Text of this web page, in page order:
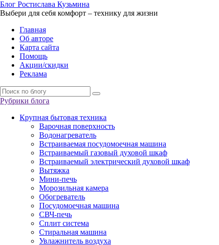
Блог Ростислава Кузьмина
Выбери для себя комфорт – технику для жизни
Главная
Об авторе
Карта сайта
Помощь
Акции/скидки
Реклама
Рубрики блога
Крупная бытовая техника
Варочная поверхность
Водонагреватель
Встраиваемая посудомоечная машина
Встраиваемый газовый духовой шкаф
Встраиваемый электрический духовой шкаф
Вытяжка
Мини-печь
Морозильная камера
Обогреватель
Посудомоечная машина
СВЧ-печь
Сплит система
Стиральная машина
Увлажнитель воздуха